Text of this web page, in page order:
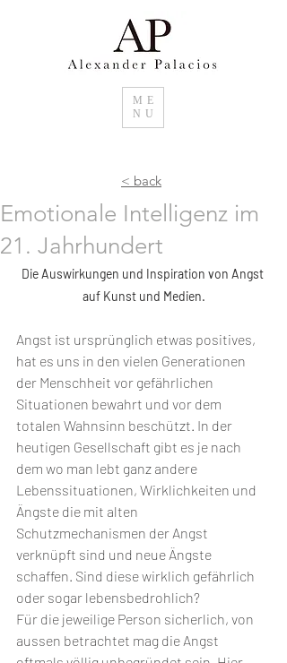
ME
NU
< back
Emotionale Intelligenz im
21. Jahrhundert
Die Auswirkungen und Inspiration von Angst
auf Kunst und Medien.
Angst ist ursprünglich etwas positives,
hat es uns in den vielen Generationen
der Menschheit vor gefährlichen
Situationen bewahrt und vor dem
totalen Wahnsinn beschützt. In der
heutigen Gesellschaft gibt es je nach
dem wo man lebt ganz andere
Lebenssituationen, Wirklichkeiten und
Ängste die mit alten
Schutzmechanismen der Angst
verknüpft sind und neue Ängste
schaffen. Sind diese wirklich gefährlich
oder sogar lebensbedrohlich?
Für die jeweilige Person sicherlich, von
aussen betrachtet mag die Angst